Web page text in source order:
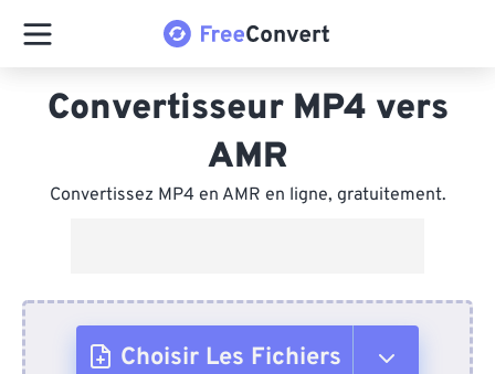
Convertisseur MP4 vers
AMR
Convertissez MP4 en AMR en ligne, gratuitement.
Choisir Les Fichiers